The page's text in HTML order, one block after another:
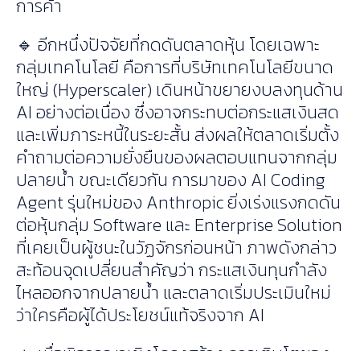
การค้า
🔹 อีกหนึ่งปัจจัยที่กดดันตลาดหุ้น โดยเฉพาะ
กลุ่มเทคโนโลยี คือการที่บริษัทเทคโนโลยีขนาด
ใหญ่ (Hyperscaler) เดินหน้าขยายงบลงทุนด้าน
AI อย่างต่อเนื่อง ซึ่งอาจกระทบต่อกระแสเงินสด
และเพิ่มภาระหนี้ในระยะสั้น ส่งผลให้ตลาดเริ่มตั้ง
คำถามต่อความยั่งยืนของผลตอบแทนจากกลุ่ม
ปลายน้ำ ขณะเดียวกัน การมาของ AI Coding
Agent รุ่นใหม่ของ Anthropic ยิ่งเร่งแรงกดดัน
ต่อหุ้นกลุ่ม Software และ Enterprise Solution
ที่เคยเป็นผู้ชนะในวัฏจักรก่อนหน้า ภาพดังกล่าว
สะท้อนจุดเปลี่ยนสำคัญว่า กระแสเงินทุนกำลัง
ไหลออกจากปลายน้ำ และตลาดเริ่มประเมินใหม่
ว่าใครคือผู้ได้ประโยชน์แท้จริงจาก AI